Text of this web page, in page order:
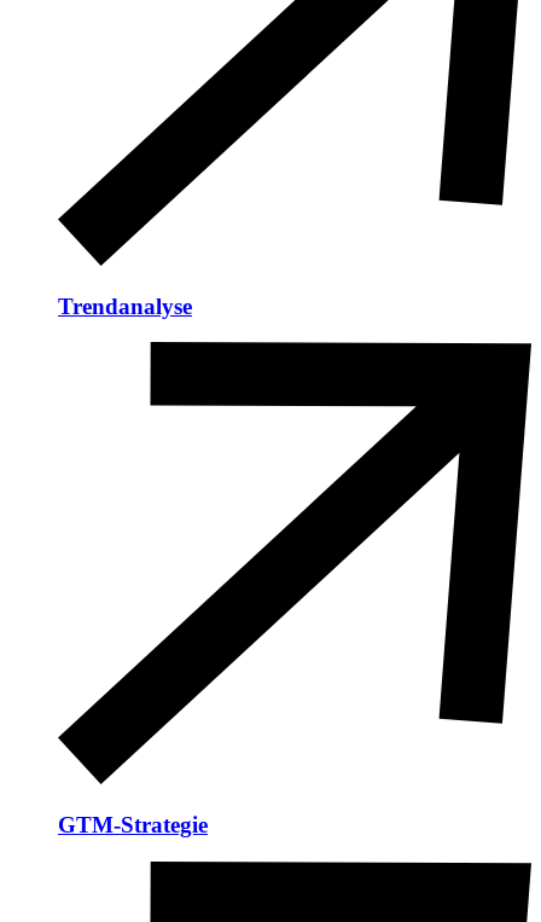
Trendanalyse
GTM-Strategie